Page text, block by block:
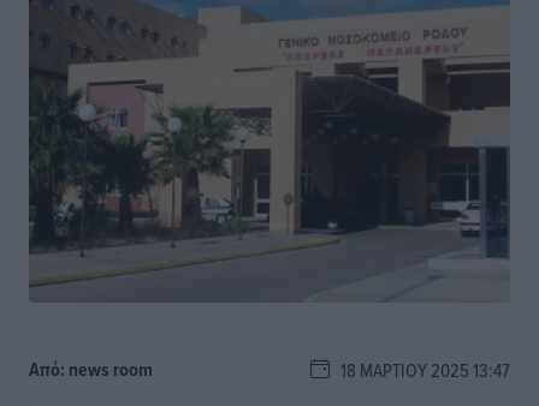
Από: news room 18 ΜΑΡΤΊΟΥ 2025 13:47